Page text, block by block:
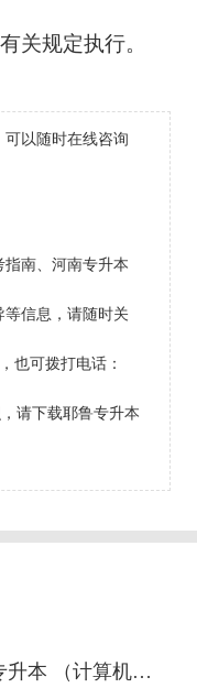
关规定执行。
以随时在线咨询
南、河南专升本
等信息，请随时关
也可拨打电话：
请下载耶鲁专升本
升本 （计算机基